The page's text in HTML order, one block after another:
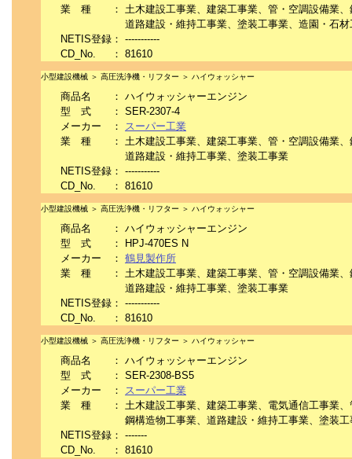
業 種
： 土木建設工事業、建築工事業、管・空調設備業
道路建設・維持工事業、塗装工事業、造園・石材
NETIS登録 ： -----------
CD_No.
： 81610
小型建設機械 ＞ 高圧洗浄機・リフター ＞ ハイウォッシャー
商品名 ： ハイウォッシャーエンジン
型 式
： SER-2307-4
メーカー
： スーパー工業
業 種
： 土木建設工事業、建築工事業、管・空調設備業
道路建設・維持工事業、塗装工事業
NETIS登録 ： -----------
CD_No.
： 81610
小型建設機械 ＞ 高圧洗浄機・リフター ＞ ハイウォッシャー
商品名 ： ハイウォッシャーエンジン
型 式
：
HPJ-470ES N
メーカー
： 鶴見製作所
業 種
： 土木建設工事業、建築工事業、管・空調設備業
道路建設・維持工事業、塗装工事業
NETIS登録 ： -----------
CD_No.
： 81610
小型建設機械 ＞ 高圧洗浄機・リフター ＞ ハイウォッシャー
商品名 ： ハイウォッシャーエンジン
型 式
： SER-2308-BS5
メーカー
： スーパー工業
業 種
： 土木建設工事業、建築工事業、電気通信工事業
鋼構造物工事業、道路建設・維持工事業、塗装工
NETIS登録 ： -------
CD_No.
： 81610